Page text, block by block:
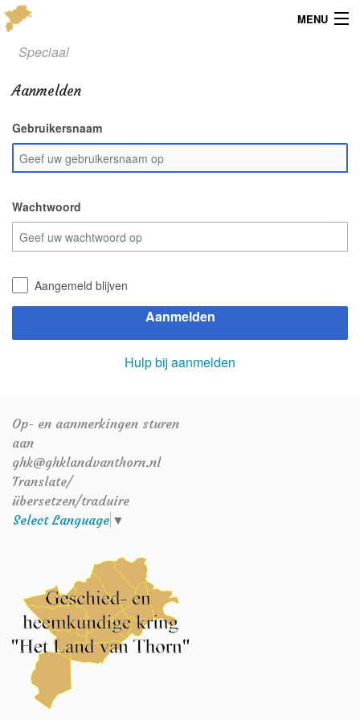
MENU
Menu
Publicaties
Dialect
Locaties
Kaarten
Overig
Verenigingsinfo
Speciaal
Aanmelden
Gebruikersnaam
Wachtwoord
Aangemeld blijven
Aanmelden
Hulp bij aanmelden
Op- en aanmerkingen sturen
aan
ghk@ghklandvanthorn.nl
Translate/
übersetzen/traduire
Select Language ▼